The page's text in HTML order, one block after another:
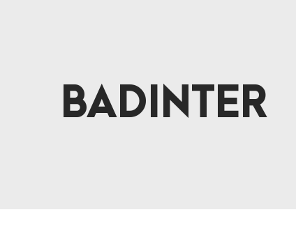
BADINTER